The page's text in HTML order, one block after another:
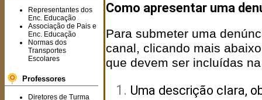
Representantes dos
Enc. Educação
Associação de Pais e
Enc. Educação
Normas dos
Transportes
Escolares
Professores
Diretores de Turma
Como apresentar uma
Para submeter uma
canal, clicando mais
que devem ser incluídas
Uma descrição clara,